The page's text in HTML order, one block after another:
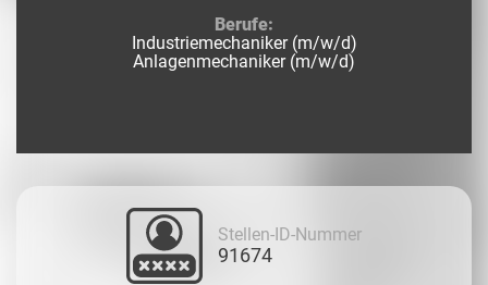
Berufe:
Industriemechaniker (m/w/d)
Anlagenmechaniker (m/w/d)
Stellen-ID-Nummer
91674